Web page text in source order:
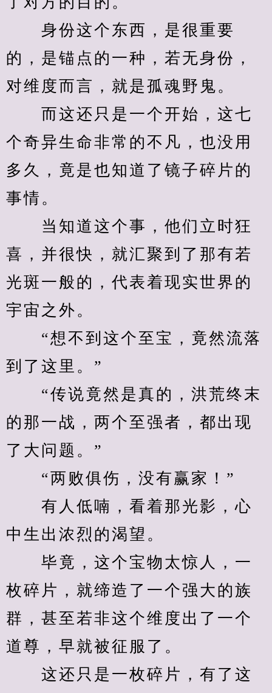
身份这个东西，是很重要
的，是锚点的一种，若无身份，
对维度而言，就是孤魂野鬼。
而这还只是一个开始，这七
个奇异生命非常的不凡，也没用
多久，竟是也知道了镜子碎片的
事情。
当知道这个事，他们立时狂
喜，并很快，就汇聚到了那有若
光斑一般的，代表着现实世界的
宇宙之外。
“想不到这个至宝，竟然流落
到了这里。”
“传说竟然是真的，洪荒终末
的那一战，两个至强者，都出现
了大问题。”
“两败俱伤，没有赢家！”
有人低喃，看着那光影，心
中生出浓烈的渴望。
毕竟，这个宝物太惊人，一
枚碎片，就缔造了一个强大的族
群，甚至若非这个维度出了一个
道尊，早就被征服了。
这还只是一枚碎片，有了这